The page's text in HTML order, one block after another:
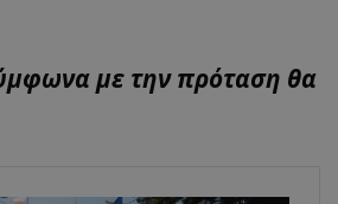
με την πρόταση θα